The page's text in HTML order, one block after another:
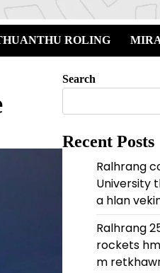
ROLING
Search
Recent Posts
Ralhrang
University
a hlan
Ralhrang
rockets
m